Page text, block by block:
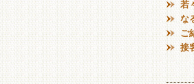
若
な
ご
接